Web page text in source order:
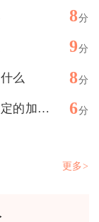
8分
9分
么 8分
忘仙新职业的打架技能是否有特定的加点顺序 6分
更多>